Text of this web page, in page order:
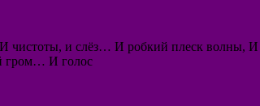
И чистоты, и слёз… И робкий плеск
гром… И голос